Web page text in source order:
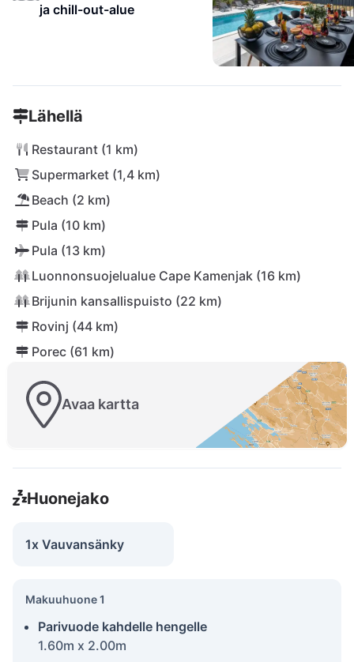
ja chill-out-alue
Lähellä
Restaurant (1 km)
Supermarket (1,4 km)
Beach (2 km)
Pula (10 km)
Pula (13 km)
Luonnonsuojelualue Cape Kamenjak (16 km)
Brijunin kansallispuisto (22 km)
Rovinj (44 km)
Porec (61 km)
Avaa kartta
Huonejako
1x Vauvansänky
Makuuhuone 1
Parivuode kahdelle hengelle
1.60m x 2.00m